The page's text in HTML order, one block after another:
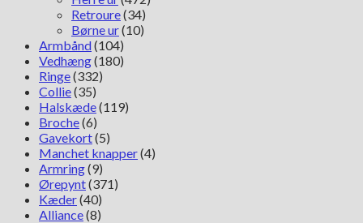
Retroure(34)
Børne ur(10)
Armbånd(104)
Vedhæng(180)
Ringe(332)
Collie(35)
Halskæde(119)
Broche(6)
Gavekort(5)
Manchet knapper(4)
Armring(9)
Ørepynt(371)
Kæder(40)
Alliance(8)